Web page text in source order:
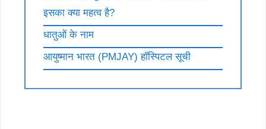
इसका क्या महत्व है?
धातुओं के नाम
आयुष्मान भारत (PMJAY) हॉस्पिटल सूची